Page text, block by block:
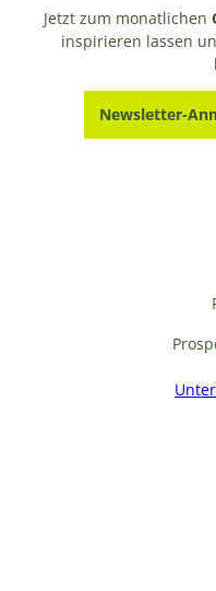
Jetzt zum monatlichen
inspirieren lassen
Newsletter-